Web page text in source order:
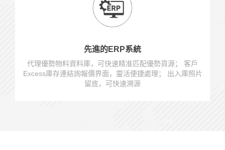
先進的ERP系統
代理優勢物料資料庫，可快速精准匹配優勢貨源； 客戶
Excess庫存連結詢報價界面，靈活便捷處理； 出入庫照片
留底，可快速溯源